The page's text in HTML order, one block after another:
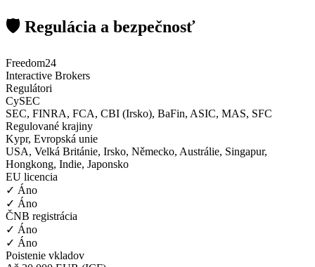
🛡️ Regulácia a bezpečnosť
Freedom24
Interactive Brokers
Regulátori
CySEC
SEC, FINRA, FCA, CBI (Irsko), BaFin, ASIC, MAS, SFC
Regulované krajiny
Kypr, Evropská unie
USA, Velká Británie, Irsko, Německo, Austrálie, Singapur,
Hongkong, Indie, Japonsko
EU licencia
✓ Áno
✓ Áno
ČNB registrácia
✓ Áno
✓ Áno
Poistenie vkladov